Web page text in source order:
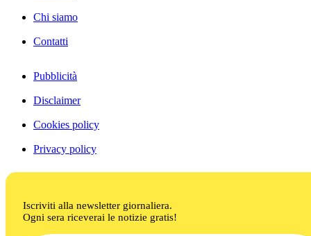
Chi siamo
Contatti
Pubblicità
Disclaimer
Cookies policy
Privacy policy
Iscriviti alla newsletter giornaliera.
Ogni sera riceverai le notizie gratis!